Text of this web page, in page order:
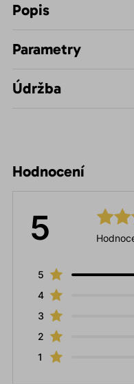
Popis
Parametry
Údržba
Hodnocení
5
5
4
3
2
1